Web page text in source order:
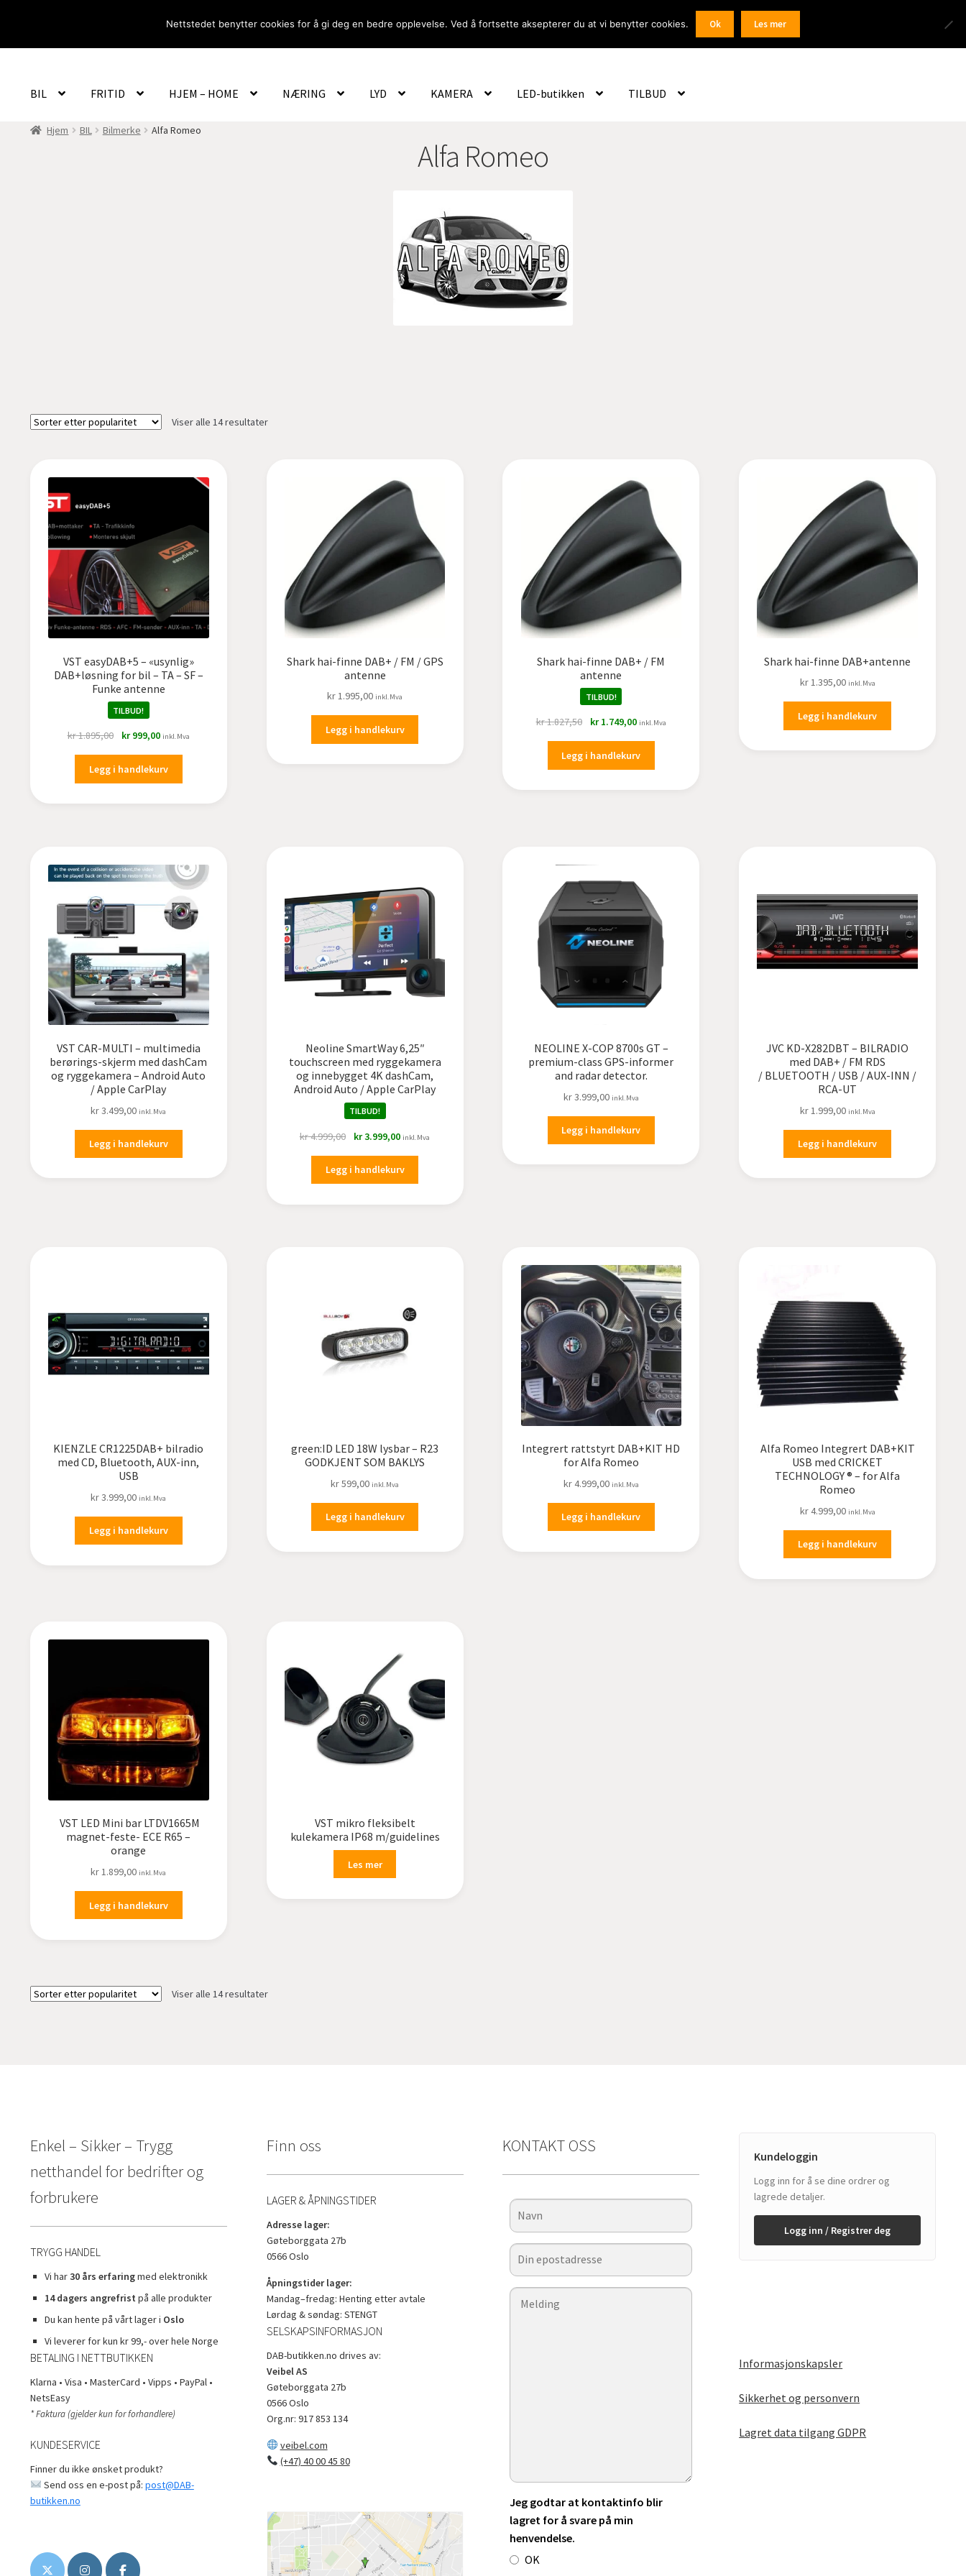
Om Oss Logg inn / Registrer
Products
search
BIL FRITID HJEM – HOME NÆRING LYD KAMERA LED-butikken TILBUD
Hjem BIL Bilmerke Alfa Romeo
Alfa Romeo
Viser alle 14 resultaterSortert
VST easyDAB+5 – «usynlig»
DAB+løsning for bil – TA – SF –
Funke antenne
TILBUD!
kr1.895,00
Opprinnelig
var:
kr 1.895,00.
kr999,00Nåværende
er:
kr 999,00.
inkl.Mva
Legg i handlekurv
Shark hai-finne DAB+ / FM / GPS
antenne
kr1.995,00 inkl.Mva
Legg i handlekurv
Shark hai-finne DAB+ / FM
antenne
TILBUD!
kr1.827,50
Opprinnelig
var:
kr 1.827,50.
kr1.749,00Nåværende
er:
kr 1.749,00.
inkl.Mva
Legg i handlekurv
Shark hai-finne DAB+antenne
kr1.395,00 inkl.Mva
Legg i handlekurv
VST CAR-MULTI – multimedia
berørings-skjerm med dashCam
og ryggekamera – Android Auto
/ Apple CarPlay
kr3.499,00 inkl.Mva
Legg i handlekurv
Neoline SmartWay 6,25″
touchscreen med ryggekamera
og innebygget 4K dashCam,
Android Auto / Apple CarPlay
TILBUD!
kr4.999,00
Opprinnelig
var:
kr 4.999,00.
kr3.999,00Nåværende
er:
kr 3.999,00.
inkl.Mva
Legg i handlekurv
NEOLINE X-COP 8700s GT –
premium-class GPS-informer
and radar detector.
kr3.999,00 inkl.Mva
Legg i handlekurv
JVC KD-X282DBT – BILRADIO
med DAB+ / FM RDS
/ BLUETOOTH / USB / AUX-INN /
RCA-UT
kr1.999,00 inkl.Mva
Legg i handlekurv
KIENZLE CR1225DAB+ bilradio
med CD, Bluetooth, AUX-inn,
USB
kr3.999,00 inkl.Mva
Legg i handlekurv
green:ID LED 18W lysbar – R23
GODKJENT SOM BAKLYS
kr599,00 inkl.Mva
Legg i handlekurv
Integrert rattstyrt DAB+KIT HD
for Alfa Romeo
kr4.999,00 inkl.Mva
Legg i handlekurv
Alfa Romeo Integrert DAB+KIT
USB med CRICKET
TECHNOLOGY ® – for Alfa
Romeo
kr4.999,00 inkl.Mva
Legg i handlekurv
VST LED Mini bar LTDV1665M
magnet-feste- ECE R65 –
orange
kr1.899,00 inkl.Mva
Legg i handlekurv
VST mikro fleksibelt
kulekamera IP68 m/guidelines
Les mer
Viser alle 14 resultaterSortert
Enkel – Sikker – Trygg
netthandel for bedrifter og
forbrukere
TRYGG HANDEL
Vi har30 års erfaringmed elektronikk
14 dagers angrefrist på alle produkter
Du kan hente på vårt lager i Oslo
Vi leverer for kun kr 99,- over hele Norge
BETALING I NETTBUTIKKEN
Klarna • Visa • MasterCard • Vipps • PayPal •
NetsEasy
* Faktura (gjelder kun for forhandlere)
KUNDESERVICE
Finner du ikke ønsket produkt?
Send oss en e-post på: post@DAB-
butikken.no
Finn oss
LAGER & ÅPNINGSTIDER
Adresse lager:
Gøteborggata 27b
0566 Oslo
Åpningstider lager:
Mandag–fredag: Henting etter avtale
Lørdag & søndag: STENGT
SELSKAPSINFORMASJON
DAB-butikken.no drives av:
Veibel AS
Gøteborggata 27b
0566 Oslo
Org.nr: 917 853 134
veibel.com
(+47) 40 00 45 80
KONTAKT OSS
Jeg godtar at kontaktinfo blir
lagret for å svare på min
henvendelse.
OK
Kundeloggin
Logg inn for å se dine ordrer og
lagrede detaljer.
Logg inn / Registrer deg
Informasjonskapsler
Sikkerhet og personvern
Lagret data tilgang GDPR
Nettstedet benytter cookies for å gi deg en bedre opplevelse. Ved å fortsette aksepterer du at vi benytter cookies. Ok Les mer